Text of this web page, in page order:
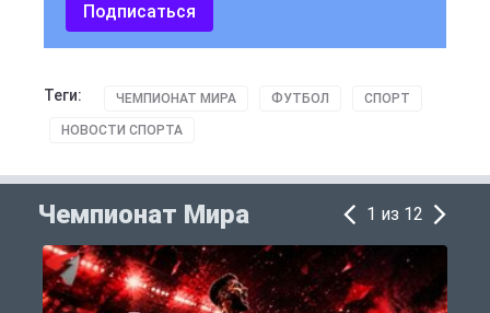
Подписаться
Теги: ЧЕМПИОНАТ МИРА ФУТБОЛ СПОРТ
НОВОСТИ СПОРТА
Чемпионат Мира 1 из 12